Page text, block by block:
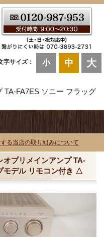
字サイズ： 小 中 大
TA-FA7ES ソニー フラッグ
る当店の取り組みについて
プリメインアンプ TA-
モデル リモコン付き △